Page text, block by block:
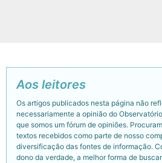
Aos leitores
Os artigos publicados nesta página não
necessariamente a opinião do
que somos um fórum de opiniões.
textos recebidos como parte de nosso
diversificação das fontes de informação.
dono da verdade, a melhor forma de